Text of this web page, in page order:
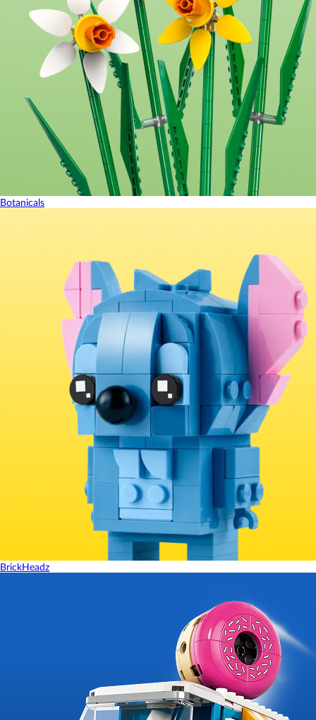
Botanicals
BrickHeadz